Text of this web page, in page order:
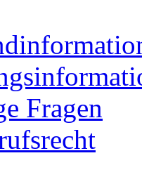
Fragen